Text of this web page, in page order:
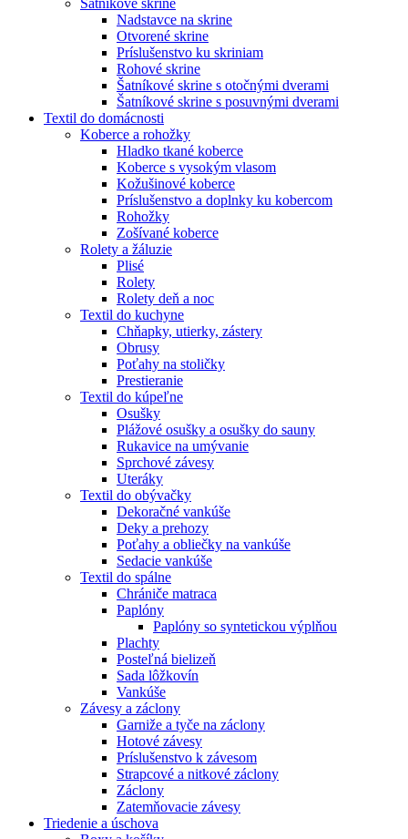
Nadstavce na skrine
Otvorené skrine
Príslušenstvo ku skriniam
Rohové skrine
Šatníkové skrine s otočnými dverami
Šatníkové skrine s posuvnými dverami
Textil do domácnosti
Koberce a rohožky
Hladko tkané koberce
Koberce s vysokým vlasom
Kožušinové koberce
Príslušenstvo a doplnky ku kobercom
Rohožky
Zošívané koberce
Rolety a žáluzie
Plisé
Rolety
Rolety deň a noc
Textil do kuchyne
Chňapky, utierky, zástery
Obrusy
Poťahy na stoličky
Prestieranie
Textil do kúpeľne
Osušky
Plážové osušky a osušky do sauny
Rukavice na umývanie
Sprchové závesy
Uteráky
Textil do obývačky
Dekoračné vankúše
Deky a prehozy
Poťahy a obliečky na vankúše
Sedacie vankúše
Textil do spálne
Chrániče matraca
Paplóny
Paplóny so syntetickou výplňou
Plachty
Posteľná bielizeň
Sada lôžkovín
Vankúše
Závesy a záclony
Garniže a tyče na záclony
Hotové závesy
Príslušenstvo k závesom
Strapcové a nitkové záclony
Záclony
Zatemňovacie závesy
Triedenie a úschova